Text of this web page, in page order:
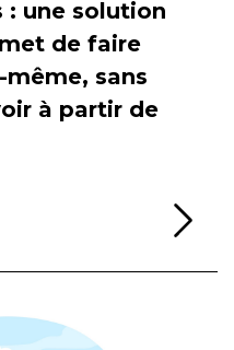
: une solution
de faire
sans
à partir de